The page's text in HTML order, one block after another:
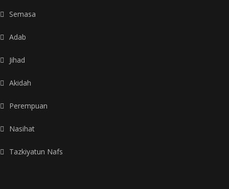
Semasa
Adab
Jihad
Akidah
Perempuan
Nasihat
Tazkiyatun Nafs